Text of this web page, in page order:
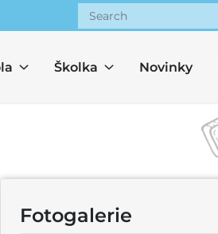
Školka Novinky
Fotogalerie